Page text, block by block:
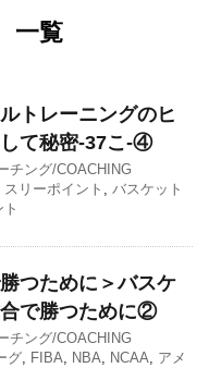
一覧
トレーニングのヒ
て秘密-37こ-④
チング/COACHING
スリーポイント , バスケット
つために＞バスケ
で勝つために②
チング/COACHING
グ, FIBA, NBA, NCAA, アメ